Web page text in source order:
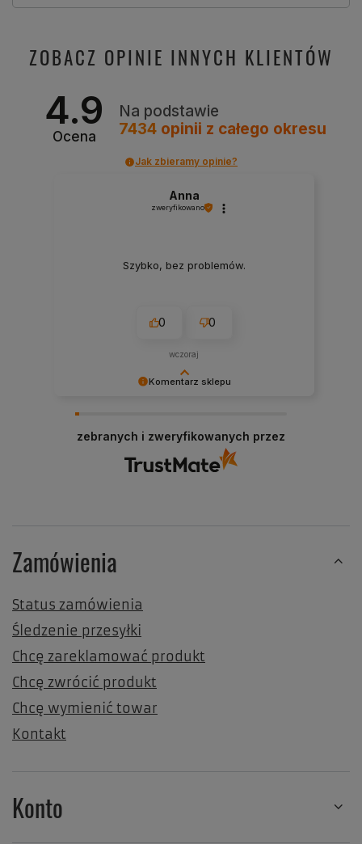
ZOBACZ OPINIE INNYCH KLIENTÓW
4.9
Ocena
Na podstawie
7434 opinii z całego okresu
Jak zbieramy opinie?
Komentarz sklepu
jak Ty. Z pozdrowieniami, obsługa sklepu.
Anna
zweryfikowano
Szybko, bez problemów.
0 0
wczoraj
zebranych i zweryfikowanych przez
Zamówienia
Status zamówienia
Śledzenie przesyłki
Chcę zareklamować produkt
Chcę zwrócić produkt
Chcę wymienić towar
Kontakt
Konto